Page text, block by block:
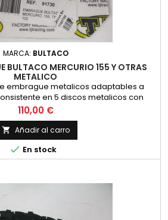
MARCA: BULTACO
BULTACO MERCURIO 155 Y OTRAS
METALICO
embrague metalicos adaptables a
en 5 discos metalicos con
y 4 discos con almenas orientadas
la maza interior.
Precio
110,00 €
 Añadir al carro
 En stock